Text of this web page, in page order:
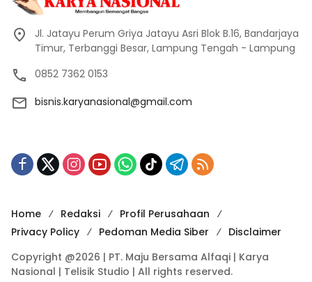
Jl. Jatayu Perum Griya Jatayu Asri Blok B.16, Bandarjaya
Timur, Terbanggi Besar, Lampung Tengah - Lampung
0852 7362 0153
bisnis.karyanasional@gmail.com
Home Redaksi
Profil Perusahaan
Privacy Policy
Pedoman Media Siber
Disclaimer
Copyright @2026 | PT. Maju Bersama Alfaqi | Karya
Nasional | Telisik Studio | All rights reserved.